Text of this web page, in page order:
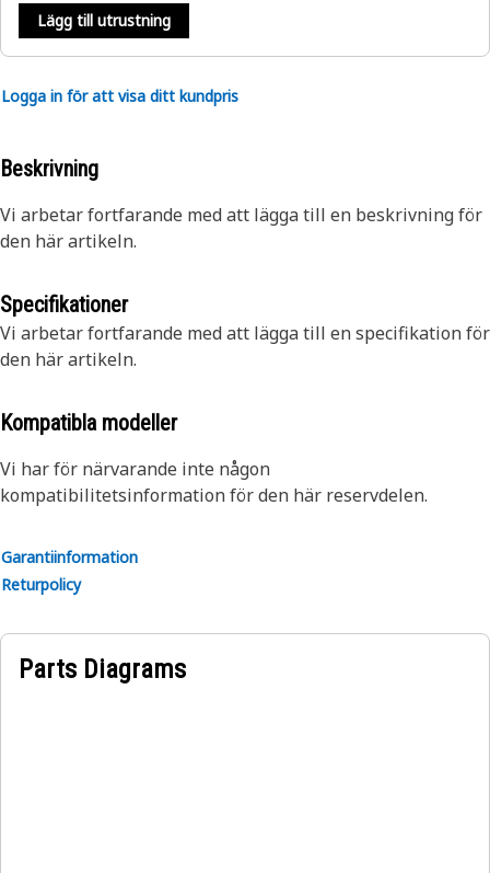
Lägg till utrustning
Logga in för att visa ditt kundpris
Beskrivning
Vi arbetar fortfarande med att lägga till en beskrivning för
den här artikeln.
Specifikationer
Vi arbetar fortfarande med att lägga till en specifikation för
den här artikeln.
Kompatibla modeller
Vi har för närvarande inte någon
kompatibilitetsinformation för den här reservdelen.
Garantiinformation
Returpolicy
Parts Diagrams